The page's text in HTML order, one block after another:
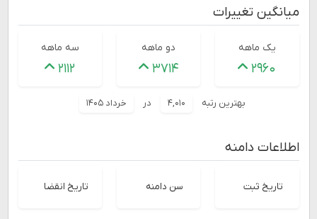
میانگین تغییرات
یک ماهه
۲۹۶۰
دو ماهه
۳۷۱۴
سه ماهه
۲۱۱۲
بهترین رتبه ۴,۰۱۰ در خرداد ۱۴۰۵
اطلاعات دامنه
تاریخ ثبت سن دامنه تاریخ انقضا